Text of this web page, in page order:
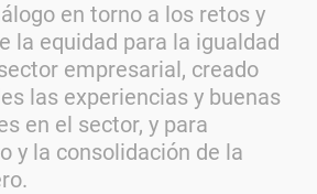
en torno a los retos y
la equidad para la igualdad
empresarial, creado
las experiencias y buenas
en el sector, y para
y la consolidación de la